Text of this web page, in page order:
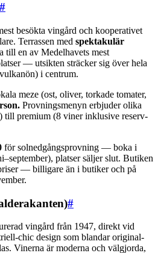
#
besökta vingård och kooperativet
Terrassen med spektakulär
till en av Medelhavets mest
— utsikten sträcker sig över hela
i centrum.
meze (ost, oliver, torkade tomater,
Provningsmenyn erbjuder olika
premium (8 viner inklusive reserv-
för solnedgångsprovning — boka i
platser säljer slut. Butiken
— billigare än i butiker och på
#
vingård från 1947, direkt vid
chic design som blandar original-
Vinerna är moderna och välgjorda,